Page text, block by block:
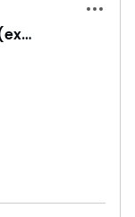
Alua Sunny Beach Resort & Spa (ex. Dreams Sunny Beach Resort & Spa)